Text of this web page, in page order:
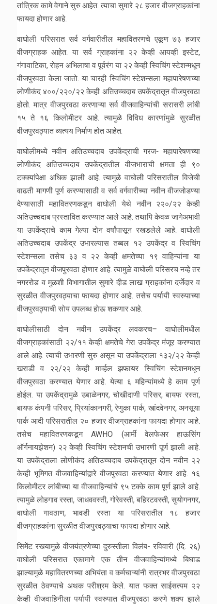
तांत्रिक कामे वेगाने सुरु आहेत. त्याचा सुमारे २८ हजार वीजग्राहकांना
फायदा होणार आहे.
वाघोली परिसरात सर्व वर्गवारीतील महावितरणचे एकूण ७३ हजार
वीजग्राहक आहेत. या सर्व ग्राहकांना २२ केव्ही आयव्ही इस्टेट,
गंगावाटिका, रोहन अभिलाषा व पूर्वरंग या २२ केव्ही स्विचिंग स्टेशन्मधून
वीजपुरवठा केला जातो. या चारही स्विचिंग स्टेशन्सला महापारेषणच्या
लोणीकंद ४००/२२०/२२ केव्ही अतिउच्चदाब उपकेंद्रातून वीजपुरवठा
होतो. मात्र वीजपुरवठा करणाऱ्या सर्व वीजवाहिन्यांची सरासरी लांबी
१५ ते १६ किलोमीटर आहे. त्यामुळे विविध कारणांमुळे सुरळीत
वीजपुरवठ्यात व्यत्यय निर्माण होत आहेत.
वाघोलीमध्ये नवीन अतिउच्चदाब उपकेंद्राची गरज- महापारेषणच्या
लोणीकंद अतिउच्चदाब उपकेंद्रातील वीजभाराची क्षमता ही ९०
टक्क्यांपेक्षा अधिक झाली आहे. त्यामुळे वाघोली परिसरातील विजेची
वाढती मागणी पूर्ण करण्यासाठी व सर्व वर्गवारीच्या नवीन वीजजोडण्या
देण्यासाठी महावितरणकडून वाघोली येथे नवीन २२०/२२ केव्ही
अतिउच्चदाब प्रस्तावित करण्यात आले आहे. तथापि केवळ जागेअभावी
या उपकेंद्राचे काम गेल्या दोन वर्षांपासून रखडलेले आहे. वाघोली
अतिउच्चदाब उपकेंद्र उभारल्यास तब्बल १२ उपकेंद्र व स्विचिंग
स्टेशन्सला तसेच ३३ व २२ केव्ही क्षमतेच्या १९ वाहिन्यांना या
उपकेंद्रातून वीजपुरवठा होणार आहे. त्यामुळे वाघोली परिसरच नव्हे तर
नगररोड व मुळशी विभागातील सुमारे दीड लाख ग्राहकांना दर्जेदार व
सुरळीत वीजपुरवठ्याचा फायदा होणार आहे. तसेच पर्यायी स्वरुपाच्या
वीजपुरवठ्याची सोय उपलब्ध होऊ शकणार आहे.
वाघोलीसाठी दोन नवीन उपकेंद्र लवकरच– वाघोलीमधील
वीजग्राहकांसाठी २२/११ केव्ही क्षमतेचे गेरा उपकेंद्र मंजूर करण्यात
आले आहे. त्याची उभारणी सुरु असून या उपकेंद्राला १३२/२२ केव्ही
खराडी व २२/२२ केव्ही मार्व्हल झफायर स्विचिंग स्टेशनमधून
वीजपुरवठा करण्यात येणार आहे. येत्या ६ महिन्यांमध्ये हे काम पूर्ण
होईल. या उपकेंद्रामुळे उबाळेनगर, चोखीदाणी परिसर, बायफ रस्ता,
बायफ कंपनी परिसर, प्रियांकानगरी, रेणुका पार्क, खांदवेनगर, अनसूया
पार्क आदी परिसरातील २० हजार वीजग्राहकांना फायदा होणार आहे.
तसेच महावितरणकडून AWHO (आर्मी वेलफेअर हाऊसिंग
ऑर्गनायझेशन) २२ केव्ही स्विचिंग स्टेशनची उभारणी पूर्ण झाली आहे.
या उपकेंद्राला लोणीकंद अतिउच्चदाब उपकेंद्रातून दोन नवीन २२
केव्ही भूमिगत वीजवाहिन्यांद्वारे वीजपुरवठा करण्यात येणार आहे. १६
किलोमीटर लांबीच्या या वीजवाहिन्यांचे ९५ टक्के काम पूर्ण झाले आहे.
त्यामुळे लोहगाव रस्ता, जाधववस्ती, गोरेवस्ती, बहिरटवस्ती, सुयोगनगर,
वाघोली गावठाण, भावडी रस्ता या परिसरातील १८ हजार
वीजग्राहकांना सुरळीत वीजपुरवठ्याचा फायदा होणार आहे.
सिमेंट रस्त्यामुळे वीजयंत्रणेच्या दुरुस्तीला विलंब- रविवारी (दि. २६)
वाघोली परिसरात एकामागे एक तीन वीजवाहिन्यांमध्ये बिघाड
झाल्यामुळे महावितरणच्या अभियंता व कर्मचाऱ्यांनी रात्रभर वीजपुरवठा
सुरळीत ठेवण्याचे अथक परीश्रम केले. यात फक्त साईसत्यम २२
केव्ही वीजवाहिनीला पर्यायी स्वरुपात वीजपुरवठा करणे शक्य झाले